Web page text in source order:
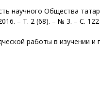
научного Общества
– Т. 2 (68). – № 3. – C.
работы в изучении и